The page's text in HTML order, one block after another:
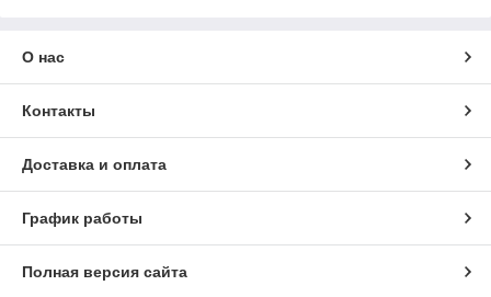
О нас
Контакты
Доставка и оплата
График работы
Полная версия сайта